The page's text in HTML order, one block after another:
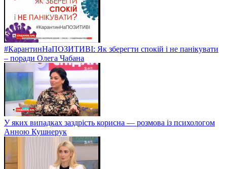
#КарантинНаПОЗИТИВІ: Як зберегти спокій і не панікувати
– поради Олега Чабана
У яких випадках заздрість корисна — розмова із психологом
Анною Кушнерук